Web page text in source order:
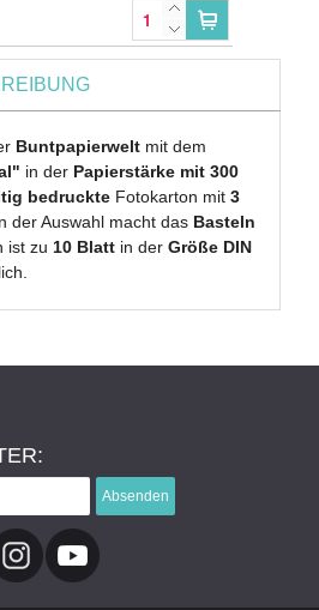
Buntpapierwelt mit dem
in der Papierstärke mit 300
bedruckte Fotokarton mit3
der Auswahl macht das Basteln
ist zu10 Blatt in derGröße DIN
Absenden